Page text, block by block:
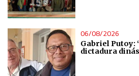
06/08/2026
Gabriel Putoy:
dictadura
Functional
Advertising